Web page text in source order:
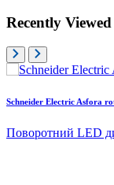
Recently Viewed
Schneider Electric Asfora
Поворотний LED